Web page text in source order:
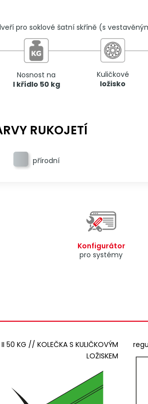
pro soklové šatní skříně (s
Nosnost na
I křídlo 50 kg
Kuličkové
ložisko
RUKOJETÍ
přírodní
Konfigurátor
pro systémy
II 50 KG // KOLEČKA S KULIČKOVÝM
LOŽISKEM